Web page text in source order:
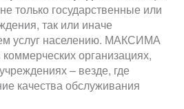
только государственные или
так или иначе
услуг населению. МАКСИМА
организациях,
– везде, где
качества обслуживания